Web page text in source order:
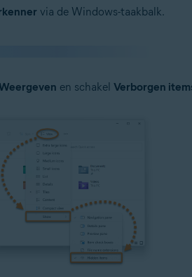
via de Windows-taakbalk.
en schakel Verborgen